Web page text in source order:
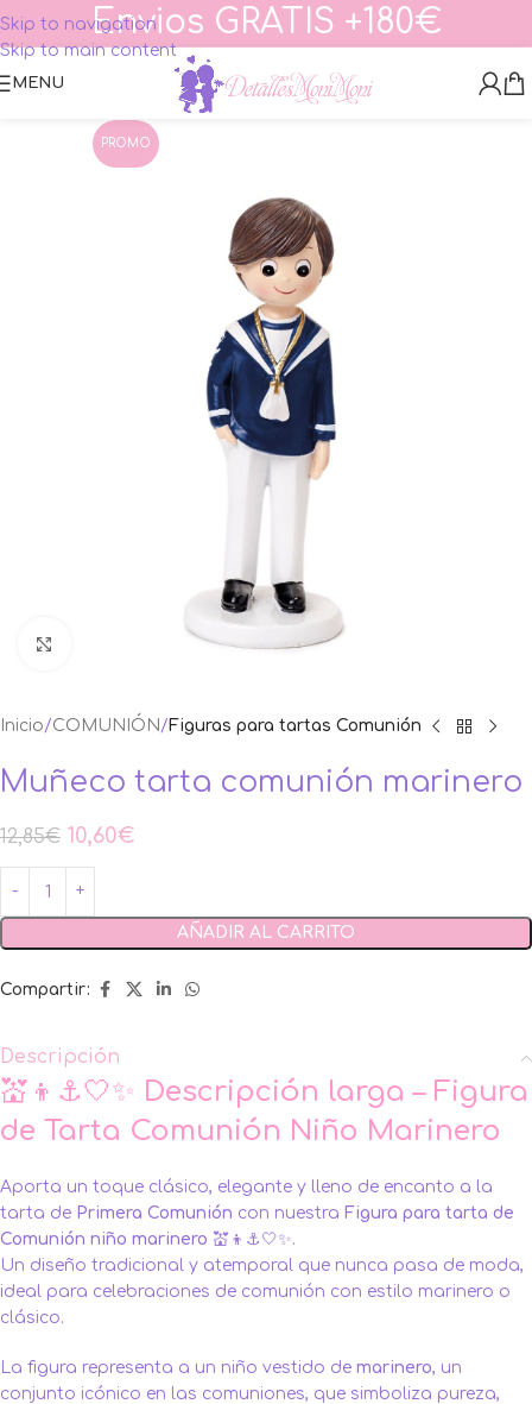
Skip to navigation
Skip to main content
Envios GRATIS +180€
MENU
PROMO
Inicio COMUNIÓN Figuras para tartas Comunión
Muñeco tarta comunión marinero
12,85€ 10,60€
AÑADIR AL CARRITO
Compartir:
Descripción
💒👦⚓🤍✨ Descripción larga – Figura
de Tarta Comunión Niño Marinero
Aporta un toque clásico, elegante y lleno de encanto a la
tarta de Primera Comunión con nuestra Figura para tarta de
Comunión niño marinero 💒👦⚓🤍✨.
Un diseño tradicional y atemporal que nunca pasa de moda,
ideal para celebraciones de comunión con estilo marinero o
clásico.
La figura representa a un niño vestido de marinero, un
conjunto icónico en las comuniones, que simboliza pureza,